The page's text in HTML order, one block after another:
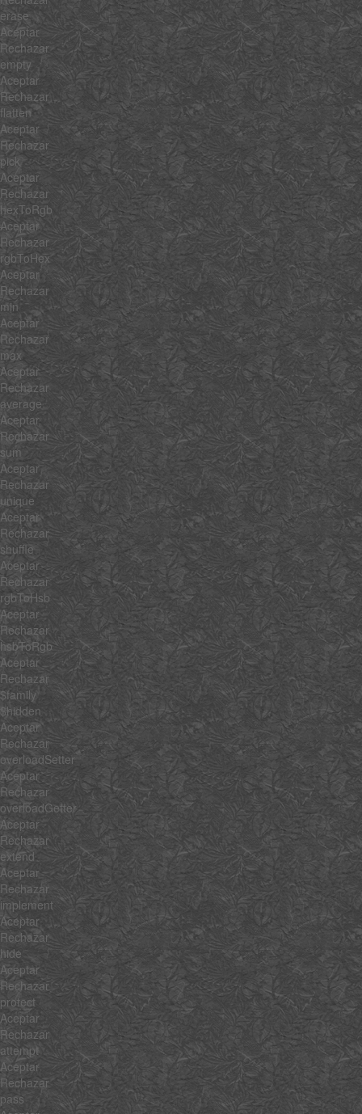
erase
Aceptar
Rechazar
empty
Aceptar
Rechazar
flatten
Aceptar
Rechazar
pick
Aceptar
Rechazar
hexToRgb
Aceptar
Rechazar
rgbToHex
Aceptar
Rechazar
min
Aceptar
Rechazar
max
Aceptar
Rechazar
average
Aceptar
Rechazar
sum
Aceptar
Rechazar
unique
Aceptar
Rechazar
shuffle
Aceptar
Rechazar
rgbToHsb
Aceptar
Rechazar
hsbToRgb
Aceptar
Rechazar
$family
$hidden
Aceptar
Rechazar
overloadSetter
Aceptar
Rechazar
overloadGetter
Aceptar
Rechazar
extend
Aceptar
Rechazar
implement
Aceptar
Rechazar
hide
Aceptar
Rechazar
protect
Aceptar
Rechazar
attempt
Aceptar
Rechazar
pass